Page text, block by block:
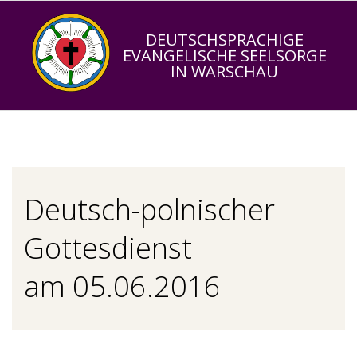
content
DEUTSCHSPRACHIGE
EVANGELISCHE SEELSORGE
IN WARSCHAU
Deutsch-polnischer
Gottesdienst
am 05.06.2016